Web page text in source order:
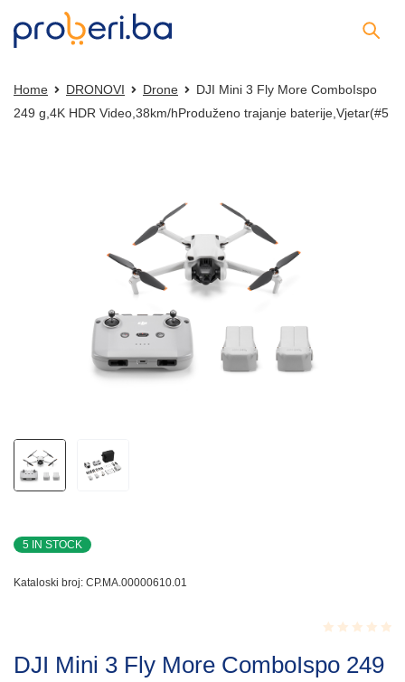
Home DRONOVI Drone
DJI Mini 3 Fly More ComboIspo
249 g,4K HDR Video,38km/hProduženo trajanje baterije,Vjetar(#5
5 IN STOCK
Kataloski broj: CP.MA.00000610.01
0.001
DJI Mini 3 Fly More ComboIspo 249